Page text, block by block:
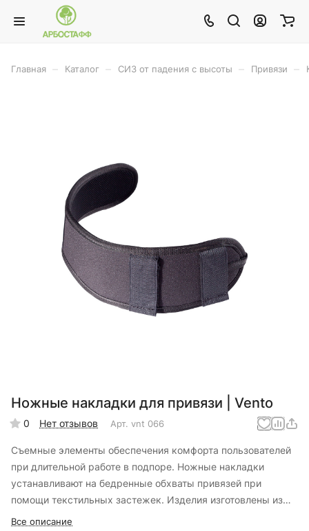
Главная Каталог СИЗ от падения с высоты Привязи
Ножные накладки для привязи | Vento
0 Нет отзывов Арт. vnt 066
Съемные элементы обеспечения комфорта пользователей
при длительной работе в подпоре. Ножные накладки
устанавливают на бедренные обхваты привязей при
помощи текстильных застежек. Изделия изготовлены из
дышащего материала
Все описание